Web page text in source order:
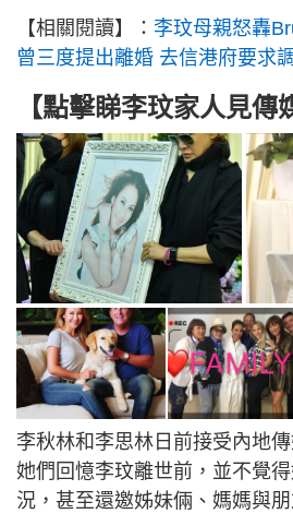
【相關閱讀】： 李玟母親怒轟
曾三度提出離婚 去信港府要求
【點擊睇李玟家人見傳
李秋林和李思林日前接受內地
她們回憶李玟離世前，並不覺
況，甚至還邀姊妹倆、媽媽與